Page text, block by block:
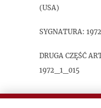
(USA)
sygnatura:
Druga część
1972_1_015